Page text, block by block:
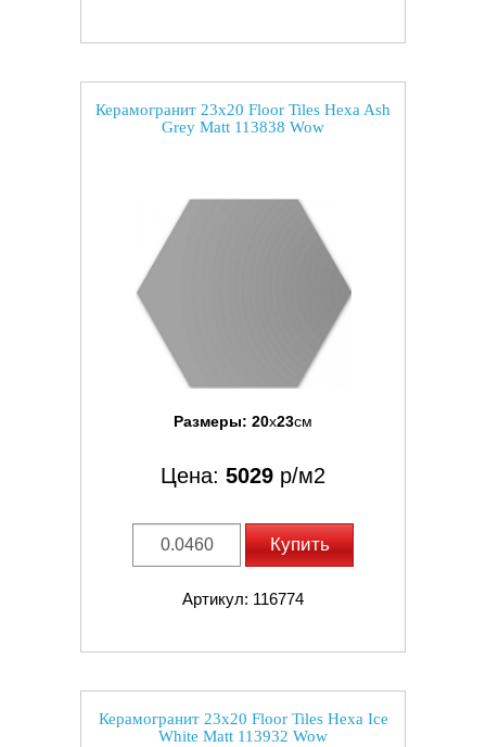
Керамогранит 23x20 Floor Tiles Hexa Ash
Grey Matt 113838 Wow
Размеры: 20x23см
Цена: 5029 р/м2
Купить
Артикул: 116774
Керамогранит 23x20 Floor Tiles Hexa Ice
White Matt 113932 Wow